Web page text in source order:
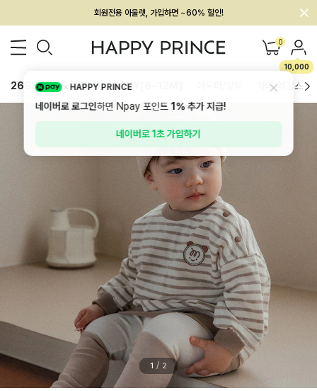
회원전용 아울렛, 가입하면 ~60% 할인!
멤버십 최대 28,000원 혜택 0
10,000
26SS 신상 BEST BABY[6~12M] 하의/레깅스
1 / 2
HAPPY PRINCE
네이버로 로그인하면 Npay 포인트1%추가 지급!
네이버로 1초 가입하기